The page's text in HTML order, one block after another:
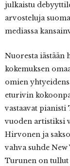
julkaistu
arvosteluja
mediassa
Nuoresta iästään
kokemuksen
omien
eturivin
vastaavat pianisti
vuoden artistiksi
Hirvonen ja
vahva suhde
Turunen on tullut